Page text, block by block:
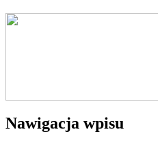
Nawigacja wpisu